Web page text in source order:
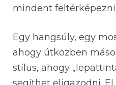
mindent
Egy hangsúly, egy
ahogy útközben
stílus, ahogy